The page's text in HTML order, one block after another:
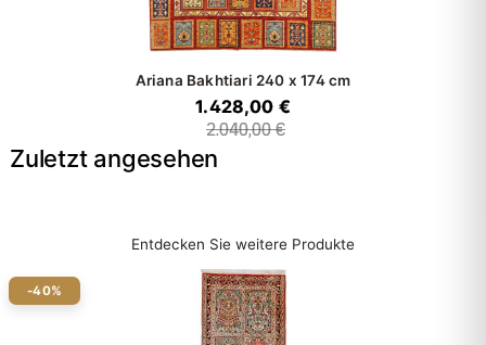
Ariana Bakhtiari 240 x 174 cm
1.428,00 €
2.040,00 €
Zuletzt angesehen
Entdecken Sie weitere Produkte
-40%